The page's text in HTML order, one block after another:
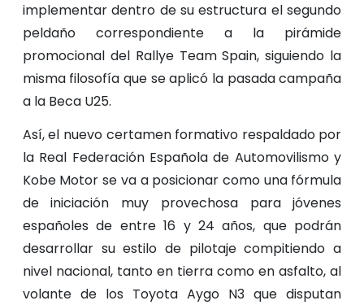
implementar dentro de su estructura el segundo
peldaño correspondiente a la pirámide
promocional del Rallye Team Spain, siguiendo la
misma filosofía que se aplicó la pasada campaña
a la Beca U25.
Así, el nuevo certamen formativo respaldado por
la Real Federación Española de Automovilismo y
Kobe Motor se va a posicionar como una fórmula
de iniciación muy provechosa para jóvenes
españoles de entre 16 y 24 años, que podrán
desarrollar su estilo de pilotaje compitiendo a
nivel nacional, tanto en tierra como en asfalto, al
volante de los Toyota Aygo N3 que disputan